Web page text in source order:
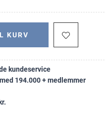
KURV
kundeservice
194.000 + medlemmer